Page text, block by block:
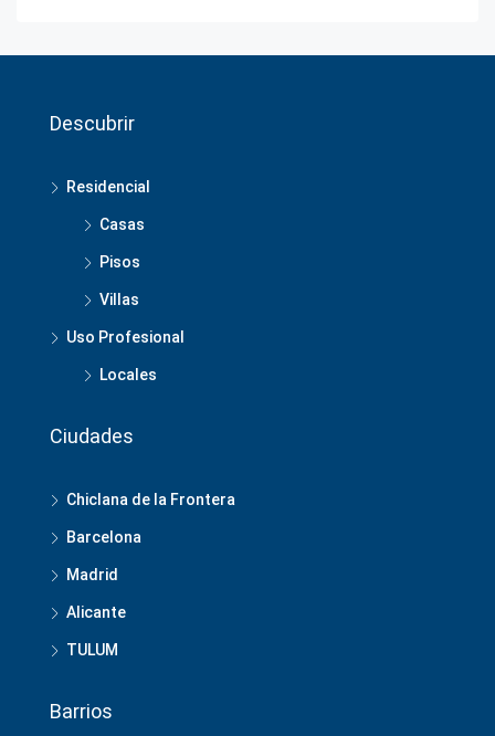
Descubrir
Residencial
Casas
Pisos
Villas
Uso Profesional
Locales
Ciudades
Chiclana de la Frontera
Barcelona
Madrid
Alicante
TULUM
Barrios